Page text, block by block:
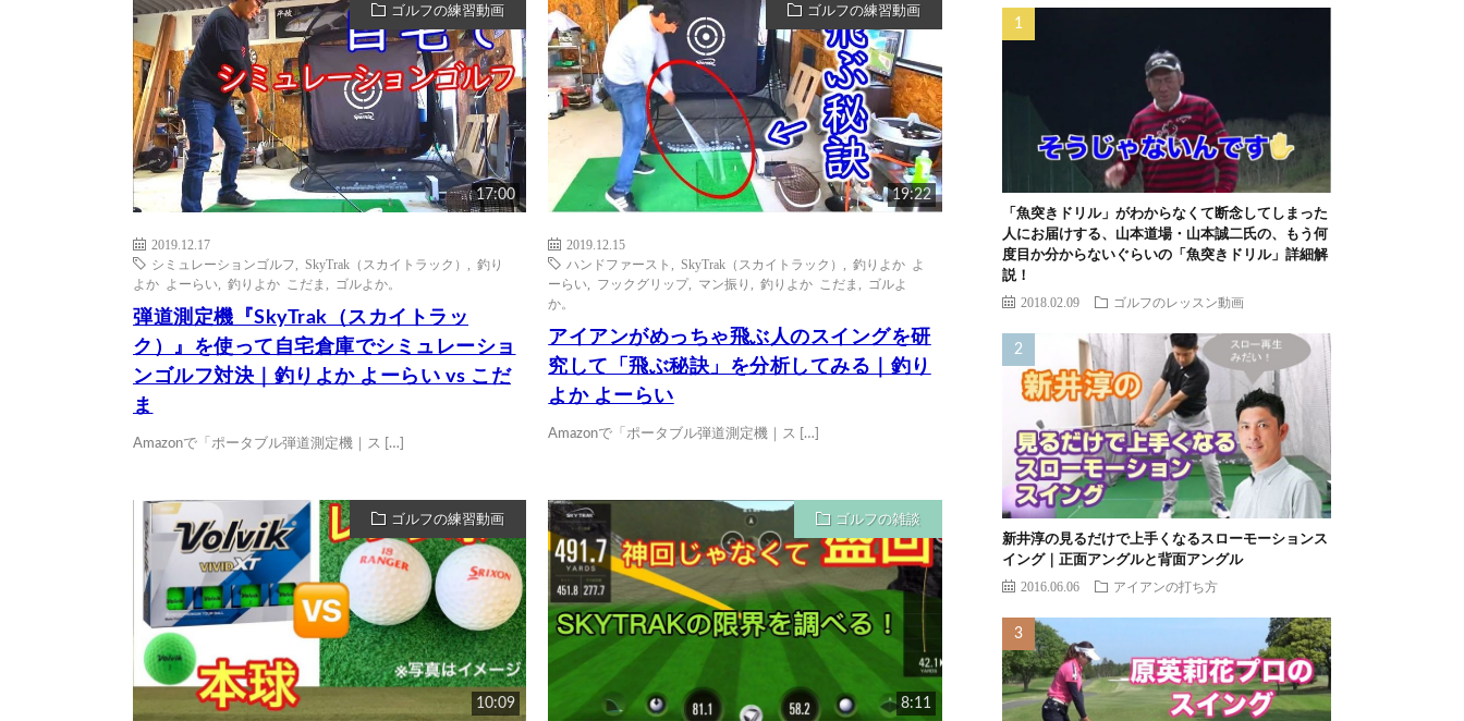
ゴルフの練習動画
17:00
2019.12.17
シミュレーションゴルフ
SkyTrak（スカイトラック）
釣り
よか よーらい
釣りよか こだま ゴルよか。
弾道測定機『SkyTrak（スカイトラッ
ク）』を使って自宅倉庫でシミュレーショ
ンゴルフ対決｜釣りよか よーらい vs こだ
ま
Amazonで「ポータブル弾道測定機｜ス […]
ゴルフの練習動画
19:22
2019.12.15
ハンドファースト
SkyTrak（スカイトラック） ,釣りよか よ
ーらい
フックグリップ, マン振り ,釣りよか こだま
ゴルよ
か。
アイアンがめっちゃ飛ぶ人のスイングを研
究して「飛ぶ秘訣」を分析してみる｜釣り
よか よーらい
Amazonで「ポータブル弾道測定機｜ス […]
ゴルフの練習動画
10:09
ゴルフの雑談
8:11
「魚突きドリル」がわからなくて断念してしまった
人にお届けする、山本道場・山本誠二氏の、もう何
度目か分からないぐらいの「魚突きドリル」詳細解
説！
2018.02.09 ゴルフのレッスン動画
新井淳の見るだけで上手くなるスローモーションス
イング｜正面アングルと背面アングル
2016.06.06 アイアンの打ち方